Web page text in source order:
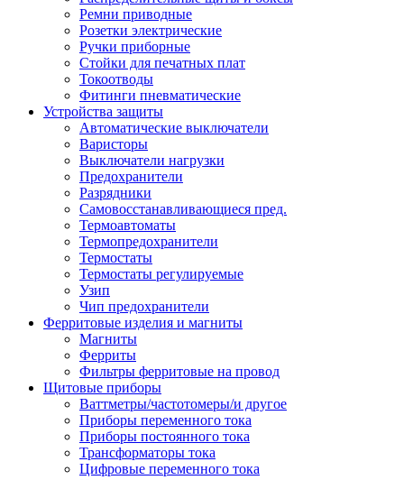
Ремни приводные
Розетки электрические
Ручки приборные
Стойки для печатных плат
Токоотводы
Фитинги пневматические
Устройства защиты
Автоматические выключатели
Варисторы
Выключатели нагрузки
Предохранители
Разрядники
Самовосстанавливающиеся пред.
Термоавтоматы
Термопредохранители
Термостаты
Термостаты регулируемые
Узип
Чип предохранители
Ферритовые изделия и магниты
Магниты
Ферриты
Фильтры ферритовые на провод
Щитовые приборы
Ваттметры/частотомеры/и другое
Приборы переменного тока
Приборы постоянного тока
Трансформаторы тока
Цифровые переменного тока